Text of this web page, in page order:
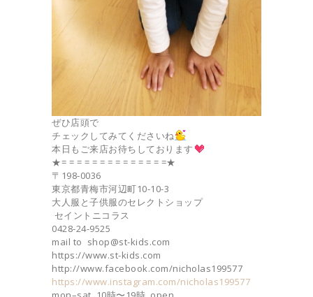
ぜひ店頭で
チェックしてみてくださいね
本日もご来店お待ちしております
★= = = = = = = = = = = = = =★
〒198-0036
東京都青梅市河辺町10-10-3
大人服と子供服のセレクトショップ
セイントニコラス
0428-24-9525
mail to shop@st-kids.com
https://www.st-kids.com
http://www.facebook.com/nicholas199577
https://www.instagram.com/nicholas199577